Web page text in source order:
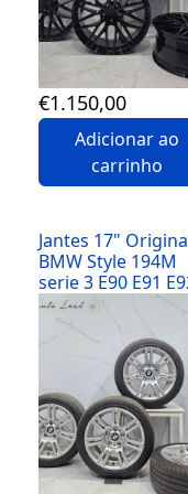
€1.150,00
Adicionar ao
carrinho
Jantes 17"
BMW Style 194M
serie 3 E90 E91
Detalhes